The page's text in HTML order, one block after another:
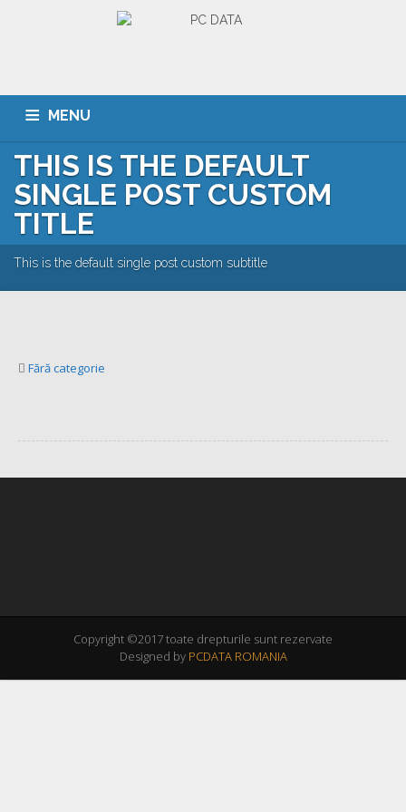
MENU
ACASA DESPRE NOI SERVICII CLIENTI
PORTOFOLIU CARIERA CONTACT
THIS IS THE DEFAULT
SINGLE POST CUSTOM
TITLE
This is the default single post custom subtitle
Fără categorie
Copyright ©2017 toate drepturile sunt rezervate
Designed by PCDATA ROMANIA